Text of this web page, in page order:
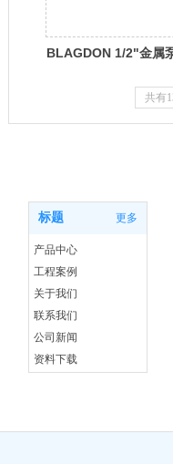
BLAGDON 1/2"金属
共有
标题 更多
产品中心
工程案例
关于我们
联系我们
公司新闻
资料下载